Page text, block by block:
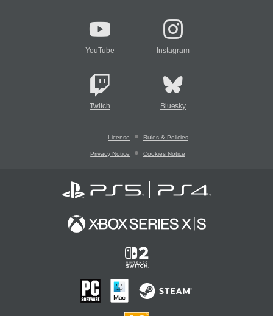
YouTube Instagram
Twitch Bluesky
License Rules & Policies
Privacy Notice Cookies Notice